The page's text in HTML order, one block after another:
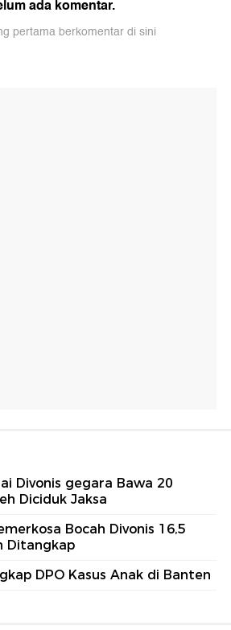
ada komentar.
pertama berkomentar di sini
Divonis gegara Bawa 20
Diciduk Jaksa
Bocah Divonis 16,5
Ditangkap
DPO Kasus Anak di Banten